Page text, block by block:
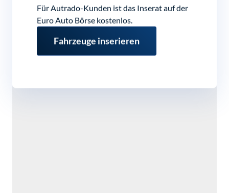
Für Autrado-Kunden ist das Inserat auf der
Euro Auto Börse kostenlos.
Fahrzeuge inserieren